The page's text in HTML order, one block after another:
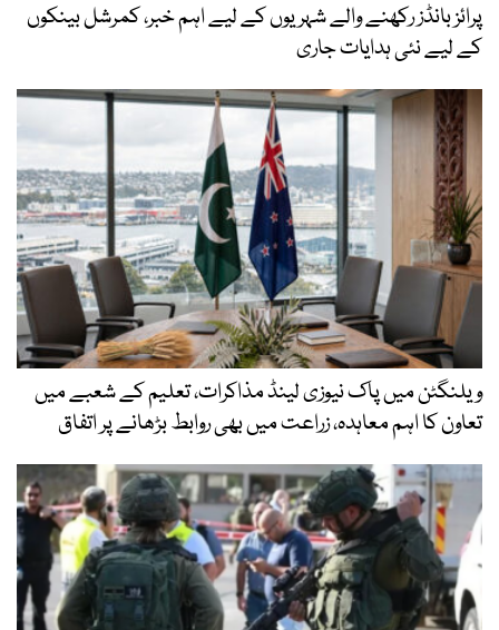
پرائز بانڈز رکھنے والے شہریوں کے لیے اہم خبر، کمرشل بینکوں
کے لیے نئی ہدایات جاری
ویلنگٹن میں پاک نیوزی لینڈ مذاکرات، تعلیم کے شعبے میں
تعاون کا اہم معاہدہ، زراعت میں بھی روابط بڑھانے پر اتفاق